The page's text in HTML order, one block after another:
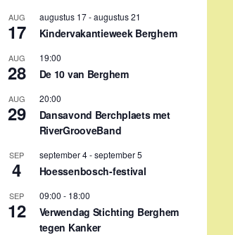
AUG
17
augustus 17-augustus 21
Kindervakantieweek Berghem
AUG
28
19:00
De 10 van Berghem
AUG
29
20:00
Dansavond Berchplaets met
RiverGrooveBand
SEP
4
september 4-september 5
Hoessenbosch-festival
SEP
12
09:00 - 18:00
Verwendag Stichting Berghem
tegen Kanker